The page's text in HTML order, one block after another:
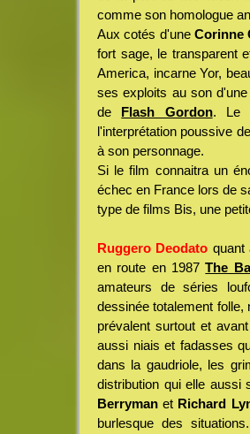
comme son homologue
Aux cotés d'une Corinne
fort sage, le transparent
America, incarne Yor,
ses exploits au son
de Flash Gordon. Le
l'interprétation poussive de
à son personnage.
Si le film connaitra un
échec en France lors de
type de films Bis, une
Ruggero Deodato quant
en route en 1987The
amateurs de séries
dessinée totalement
prévalent surtout et
aussi niais et fadasses
dans la gaudriole, les
distribution qui elle
Berryman et Richard
burlesque des